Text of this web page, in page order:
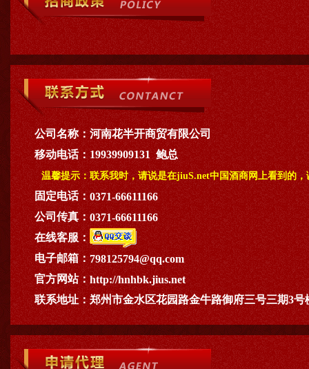
公司名称： 河南花半开商贸有限公司
移动电话： 19939909131 鲍总
温馨提示： 联系我时，请说是在jiuS.net中国酒商网上看到的，
固定电话： 0371-66611166
公司传真： 0371-66611166
在线客服：
电子邮箱： 798125794@qq.com
官方网站： http://hnhbk.jius.net
联系地址： 郑州市金水区花园路金牛路御府三号三期3号